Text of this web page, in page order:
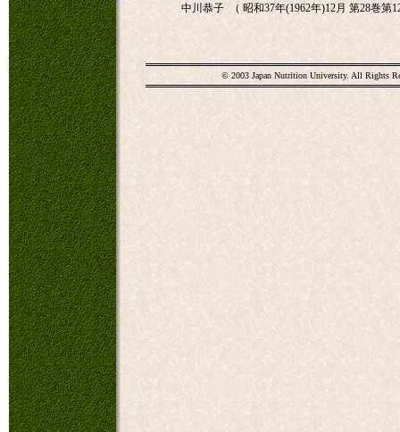
中川恭子 （ 昭和37年(1962年)12月 第28巻第
© 2003 Japan Nutrition University. All Rights